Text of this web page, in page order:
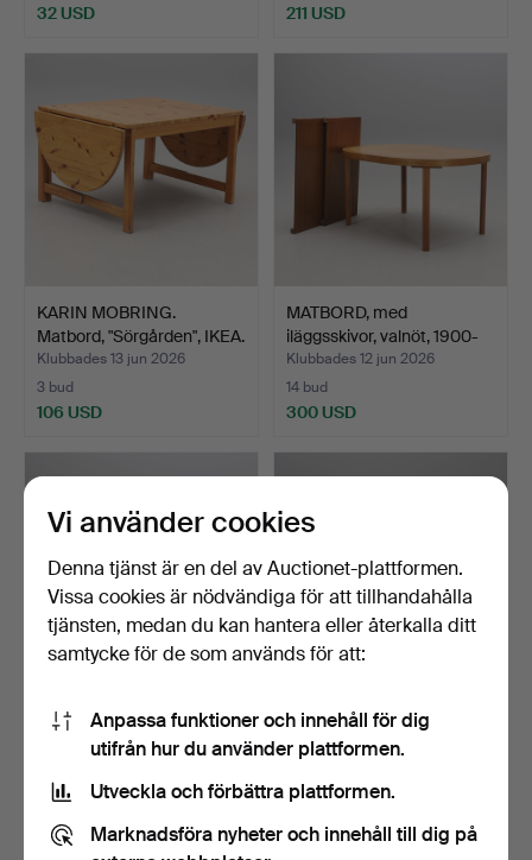
32 USD 211 USD
KARIN MOBRING.
Matbord, "Sörgården", IKEA.
Klubbades 13 jun 2026
3 bud
106 USD
MATBORD, med
iläggsskivor, valnöt, 1900-
ta…
Klubbades 12 jun 2026
14 bud
300 USD
NILS JONSSON. Matbord,
teak, "Ove", Bra Bo…
Klubbades 12 jun 2026
22 bud
MATBORD, 1950/60-tal.
Klubbades 10 jun 2026
11 bud
Vi använder cookies
Denna tjänst är en del av Auctionet-plattformen.
Vissa cookies är nödvändiga för att tillhandahålla
tjänsten, medan du kan hantera eller återkalla ditt
samtycke för de som används för att:
Anpassa funktioner och innehåll för dig
utifrån hur du använder plattformen.
Utveckla och förbättra plattformen.
Marknadsföra nyheter och innehåll till dig på